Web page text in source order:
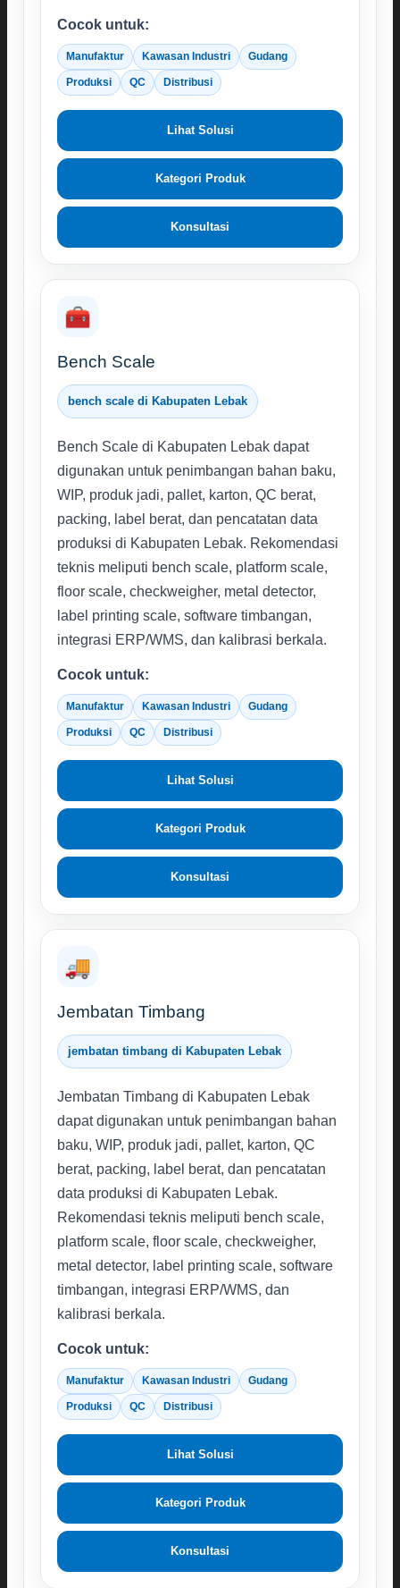
Cocok untuk:
Manufaktur Kawasan Industri Gudang
Produksi QC Distribusi
Lihat Solusi
Kategori Produk
Konsultasi
🧰
Bench Scale
bench scale di Kabupaten Lebak
Bench Scale di Kabupaten Lebak dapat
digunakan untuk penimbangan bahan baku,
WIP, produk jadi, pallet, karton, QC berat,
packing, label berat, dan pencatatan data
produksi di Kabupaten Lebak. Rekomendasi
teknis meliputi bench scale, platform scale,
floor scale, checkweigher, metal detector,
label printing scale, software timbangan,
integrasi ERP/WMS, dan kalibrasi berkala.
Cocok untuk:
Manufaktur Kawasan Industri Gudang
Produksi QC Distribusi
Lihat Solusi
Kategori Produk
Konsultasi
🚚
Jembatan Timbang
jembatan timbang di Kabupaten Lebak
Jembatan Timbang di Kabupaten Lebak
dapat digunakan untuk penimbangan bahan
baku, WIP, produk jadi, pallet, karton, QC
berat, packing, label berat, dan pencatatan
data produksi di Kabupaten Lebak.
Rekomendasi teknis meliputi bench scale,
platform scale, floor scale, checkweigher,
metal detector, label printing scale, software
timbangan, integrasi ERP/WMS, dan
kalibrasi berkala.
Cocok untuk:
Manufaktur Kawasan Industri Gudang
Produksi QC Distribusi
Lihat Solusi
Kategori Produk
Konsultasi